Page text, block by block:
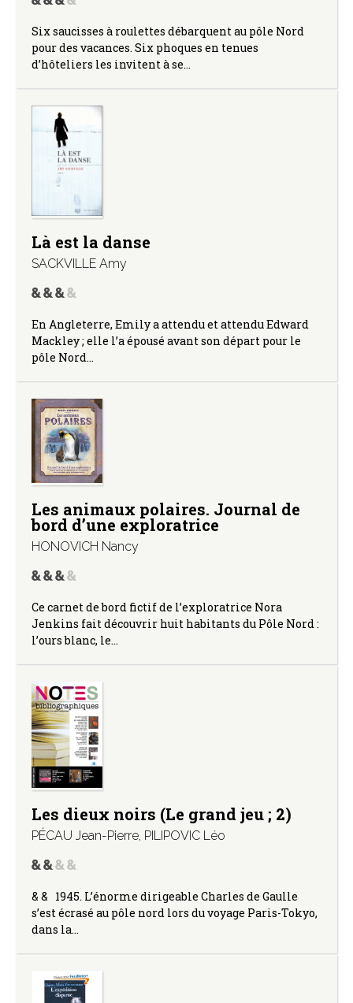
Six saucisses à roulettes débarquent au pôle Nord
pour des vacances. Six phoques en tenues
d’hôteliers les invitent à se…
Là est la danse
SACKVILLE Amy
En Angleterre, Emily a attendu et attendu Edward
Mackley ; elle l’a épousé avant son départ pour le
pôle Nord…
Les animaux polaires. Journal de
bord d’une exploratrice
HONOVICH Nancy
Ce carnet de bord fictif de l’exploratrice Nora
Jenkins fait découvrir huit habitants du Pôle Nord :
l’ours blanc, le…
Les dieux noirs (Le grand jeu ; 2)
PÉCAU Jean-Pierre, PILIPOVIC Léo
& & 1945. L’énorme dirigeable Charles de Gaulle
s’est écrasé au pôle nord lors du voyage Paris-Tokyo,
dans la…